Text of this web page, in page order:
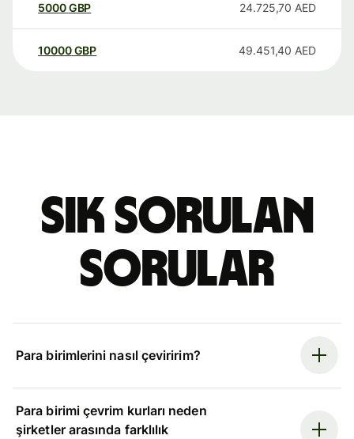
5000GBP 24.725,70 AED
10000 GBP 49.451,40 AED
Sık sorulan
sorular
Para birimlerini nasıl çeviririm?
Para birimi çevrim kurları neden
şirketler arasında farklılık